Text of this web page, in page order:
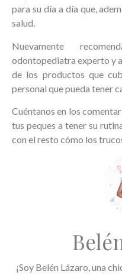
para su día a día que,
salud.
Nuevamente
odontopediatra experto y
de los productos que
personal que pueda tener
Cuéntanos en los
tus peques a tener su
con el resto cómo los
¡Soy Belén Lázaro, una